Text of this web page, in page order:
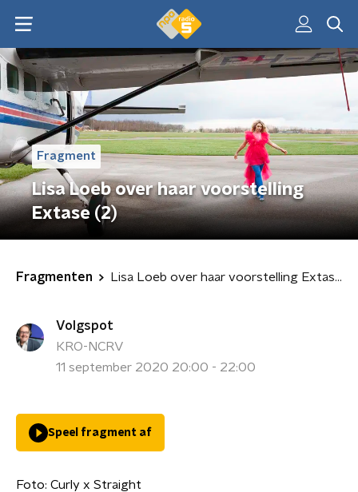
Fragment
Lisa Loeb over haar voorstelling
Extase (2)
Fragmenten Lisa Loeb over haar voorstelling Extase (2)
Volgspot
KRO-NCRV
11 september 2020 20:00 - 22:00
Speel fragment af
Foto: Curly x Straight